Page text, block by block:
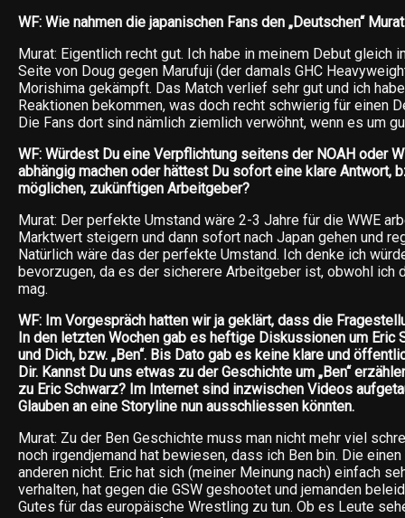
WF: Wie nahmen die japanischen Fans den „Deutschen“
Murat: Eigentlich recht gut. Ich habe in meinem Debut gleich
Seite von Doug gegen Marufuji (der damals GHC
Morishima gekämpft. Das Match verlief sehr gut und ich
Reaktionen bekommen, was doch recht schwierig für einen
Die Fans dort sind nämlich ziemlich verwöhnt, wenn es um
WF: Würdest Du eine Verpflichtung seitens der NOAH oder
abhängig machen oder hättest Du sofort eine klare Antwort,
möglichen, zukünftigen Arbeitgeber?
Murat: Der perfekte Umstand wäre 2-3 Jahre für die WWE
Marktwert steigern und dann sofort nach Japan gehen und
Natürlich wäre das der perfekte Umstand. Ich denke ich
bevorzugen, da es der sicherere Arbeitgeber ist, obwohl ich
mag.
WF: Im Vorgespräch hatten wir ja geklärt, dass die
In den letzten Wochen gab es heftige Diskussionen um Eric
und Dich, bzw. „Ben“. Bis Dato gab es keine klare und
Dir. Kannst Du uns etwas zu der Geschichte um „Ben“
zu Eric Schwarz? Im Internet sind inzwischen Videos
Glauben an eine Storyline nun ausschliessen könnten.
Murat: Zu der Ben Geschichte muss man nicht mehr viel
noch irgendjemand hat bewiesen, dass ich Ben bin. Die
anderen nicht. Eric hat sich (meiner Meinung nach) einfach
verhalten, hat gegen die GSW geshootet und jemanden
Gutes für das europäische Wrestling zu tun. Ob es Leute